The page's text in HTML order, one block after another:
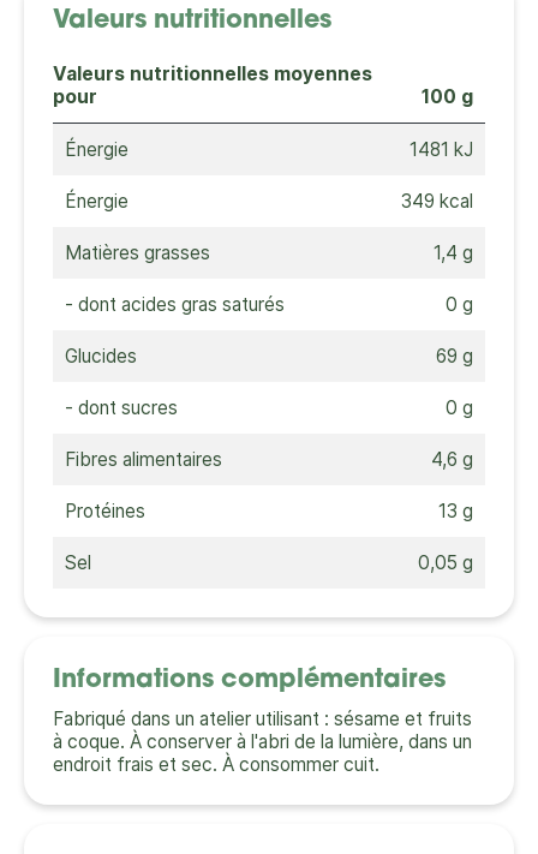
Valeurs nutritionnelles
Valeurs nutritionnelles moyennes
pour
100 g
Énergie 1481 kJ
Énergie 349 kcal
Matières grasses 1,4 g
- dont acides gras saturés 0 g
Glucides 69 g
- dont sucres 0 g
Fibres alimentaires 4,6 g
Protéines 13 g
Sel 0,05 g
Informations complémentaires
Fabriqué dans un atelier utilisant : sésame et fruits
à coque. À conserver à l'abri de la lumière, dans un
endroit frais et sec. À consommer cuit.